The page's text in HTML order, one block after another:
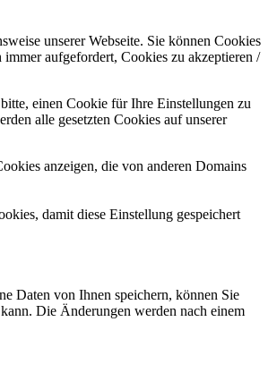
unserer Webseite. Sie können Cookies
aufgefordert, Cookies zu akzeptieren /
einen Cookie für Ihre Einstellungen zu
alle gesetzten Cookies auf unserer
anzeigen, die von anderen Domains
damit diese Einstellung gespeichert
Daten von Ihnen speichern, können Sie
Die Änderungen werden nach einem